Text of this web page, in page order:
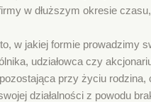
w dłuższym okresie
w jakiej formie prowadzimy
udziałowca czy
przy życiu
działalności z powodu